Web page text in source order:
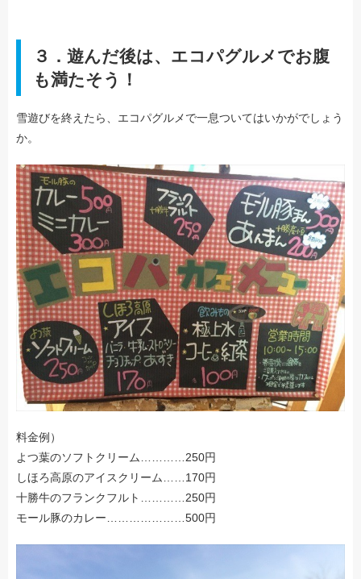
３．遊んだ後は、エコパグルメでお腹
も満たそう！
雪遊びを終えたら、エコパグルメで一息ついてはいかがでしょう
か。
料金例）
よつ葉のソフトクリーム…………250円
しほろ高原のアイスクリーム……170円
十勝牛のフランクフルト…………250円
モール豚のカレー…………………500円